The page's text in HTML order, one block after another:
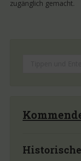
zugänglich gemacht.